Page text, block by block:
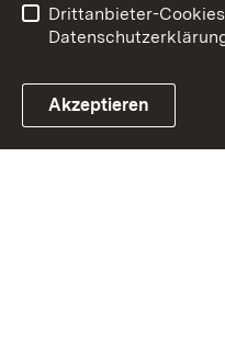
Drittanbieter-
Akzeptieren